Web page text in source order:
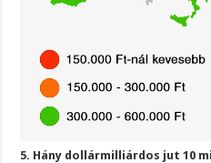
5. Hány dollármilliárdos jut 10